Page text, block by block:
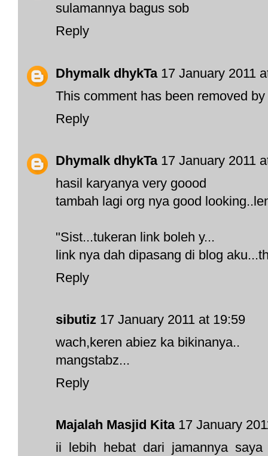
sulamannya bagus sob
Reply
Dhymalk dhykTa 17 January 2011
This comment has been removed
Reply
Dhymalk dhykTa 17 January 2011
hasil karyanya very goood
tambah lagi org nya good
"Sist...tukeran link boleh y...
link nya dah dipasang di blog
Reply
sibutiz 17 January 2011 at 19:59
wach,keren abiez ka bikinanya..
mangstabz...
Reply
Majalah Masjid Kita 17 January
ii lebih hebat dari jamannya